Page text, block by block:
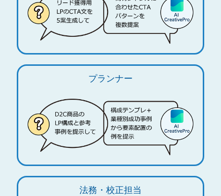
プランナー
法務・校正担当